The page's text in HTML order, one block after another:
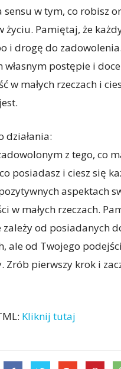
w tym, co robisz
życiu. Pamiętaj, że
i drogę do
własnym postępie i
w małych rzeczach i
działania:
z tego, co
posiadasz i ciesz się
aspektach
w małych rzeczach.
zależy od posiadanych
ale od Twojego
Zrób pierwszy krok i
Kliknij tutaj